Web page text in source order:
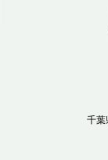
千葉